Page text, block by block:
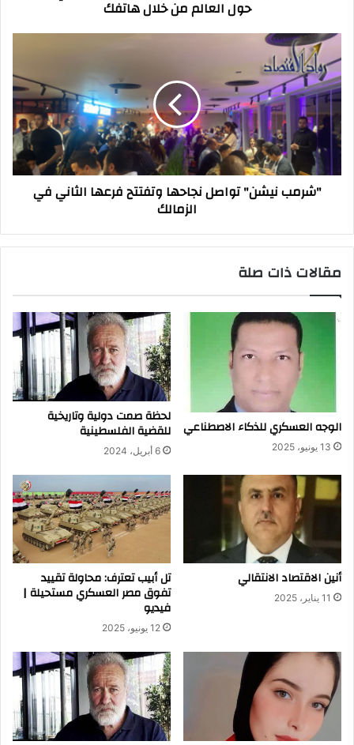
من
خلال
هاتفك
حول العالم من خلال هاتفك
"شرمب
نيشن"
تواصل
نجاحها
وتفتتح
فرعها
الثاني
الزمالك
"شرمب نيشن" تواصل نجاحها وتفتتح فرعها الثاني في
الزمالك
مقالات ذات صلة
الوجه العسكري للذكاء الاصطناعي
13 يونيو، 2025
لحظة صمت دولية وتاريخية
للقضية الفلسطينية
6 أبريل، 2024
أنين الاقتصاد الانتقالي
11 يناير، 2025
تل أبيب تعترف: محاولة تقييد
تفوق مصر العسكري مستحيلة |
فيديو
12 يونيو، 2025